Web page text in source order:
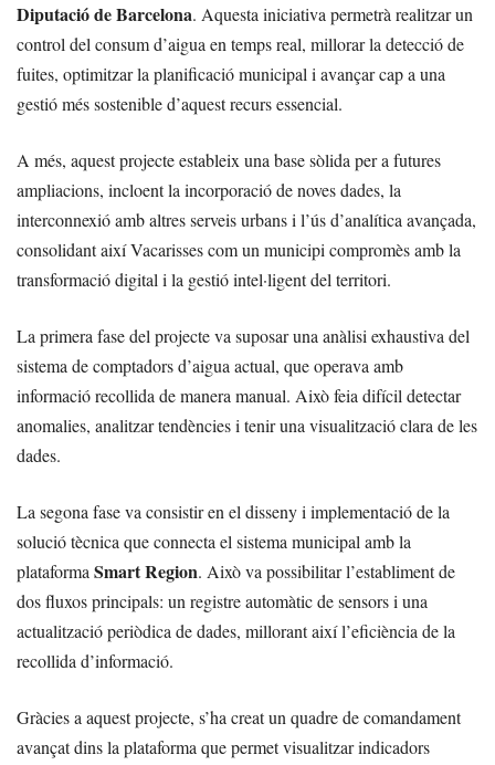
Diputació de Barcelona. Aquesta iniciativa permetrà realitzar un
control del consum d’aigua en temps real, millorar la detecció de
fuites, optimitzar la planificació municipal i avançar cap a una
gestió més sostenible d’aquest recurs essencial.
A més, aquest projecte estableix una base sòlida per a futures
ampliacions, incloent la incorporació de noves dades, la
interconnexió amb altres serveis urbans i l’ús d’analítica avançada,
consolidant així Vacarisses com un municipi compromès amb la
transformació digital i la gestió intel·ligent del territori.
La primera fase del projecte va suposar una anàlisi exhaustiva del
sistema de comptadors d’aigua actual, que operava amb
informació recollida de manera manual. Això feia difícil detectar
anomalies, analitzar tendències i tenir una visualització clara de les
dades.
La segona fase va consistir en el disseny i implementació de la
solució tècnica que connecta el sistema municipal amb la
plataforma Smart Region. Això va possibilitar l’establiment de
dos fluxos principals: un registre automàtic de sensors i una
actualització periòdica de dades, millorant així l’eficiència de la
recollida d’informació.
Gràcies a aquest projecte, s’ha creat un quadre de comandament
avançat dins la plataforma que permet visualitzar indicadors